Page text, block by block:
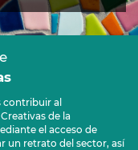
contribuir al
de la
el acceso de
un retrato del sector, así